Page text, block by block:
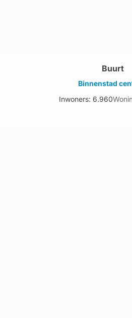
Buurt
Binnenstad
Inwoners: 6.960